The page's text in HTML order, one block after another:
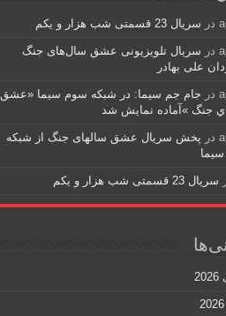
در سریال 23 قسمتی شب هزار و یکم
در سریال تلویزیونی عشق سال‌های جنگ
علی بهادر
در جام جم سیما: در شبکه سوم سيما «عشق
جنگ »آماده نمايش شد
در پخش سریال عشق سالهای جنگ از شبکه
سریال 23 قسمتی شب هزار و یکم